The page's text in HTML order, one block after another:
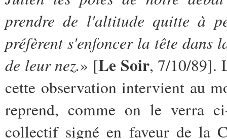
prendre de l'altitude quitte à
préfèrent s'enfoncer la tête dans
de leur nez.» [Le Soir, 7/10/89].
cette observation intervient au
reprend, comme on le verra
collectif signé en faveur de la